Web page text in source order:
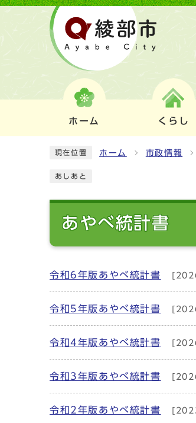
ホーム くらし
現在位置 ホーム 市政情報
あしあと
あやべ統計書
令和6年版あやべ統計書
令和5年版あやべ統計書
令和4年版あやべ統計書
令和3年版あやべ統計書
令和2年版あやべ統計書